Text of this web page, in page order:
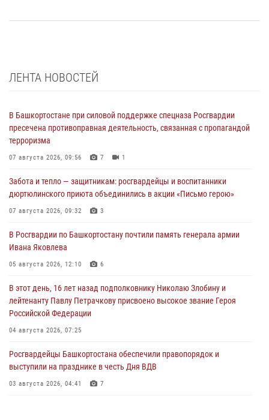
ЛЕНТА НОВОСТЕЙ
В Башкортостане при силовой поддержке спецназа Росгвардии
пресечена противоправная деятельность, связанная с пропагандой
терроризма
07 августа 2026, 09:56 7 1
Забота и тепло — защитникам: росгвардейцы и воспитанники
дюртюлинского приюта объединились в акции «Письмо герою»
07 августа 2026, 09:32 3
В Росгвардии по Башкортостану почтили память генерала армии
Ивана Яковлева
05 августа 2026, 12:10 6
В этот день, 16 лет назад подполковнику Николаю Злобину и
лейтенанту Павлу Петрачкову присвоено высокое звание Героя
Российской Федерации
04 августа 2026, 07:25
Росгвардейцы Башкортостана обеспечили правопорядок и
выступили на празднике в честь Дня ВДВ
03 августа 2026, 04:41 7